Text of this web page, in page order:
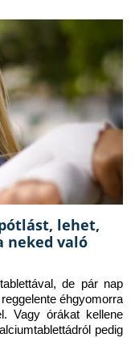
lehet,
neked való
de pár nap
éhgyomorra
Vagy órákat kellene
pedig